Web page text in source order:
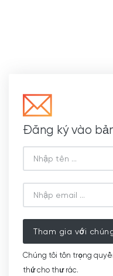
Đăng ký vào
Tham gia với
Chúng tôi tôn trọng
thứ cho thư rác.